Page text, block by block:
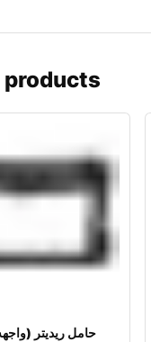
products
حامل ريديتر